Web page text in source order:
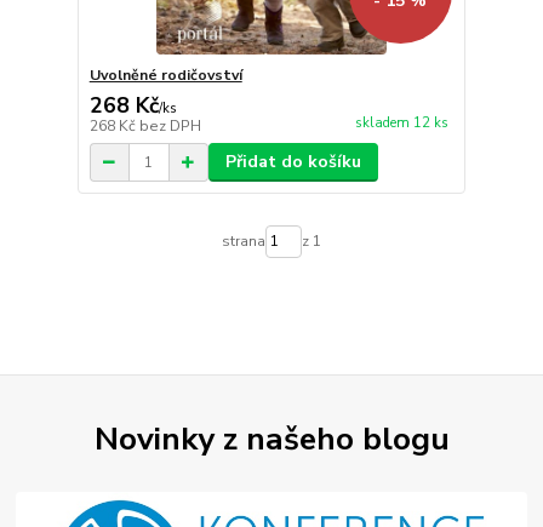
Uvolněné rodičovství
268 Kč/ks
268 Kč bez DPH skladem 12 ks
Přidat do košíku
strana z 1
Novinky z našeho blogu